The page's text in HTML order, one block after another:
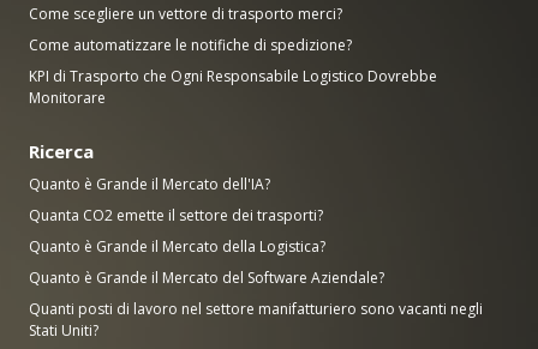
Come scegliere un vettore di trasporto merci?
Come automatizzare le notifiche di spedizione?
KPI di Trasporto che Ogni Responsabile Logistico Dovrebbe
Monitorare
Ricerca
Quanto è Grande il Mercato dell'IA?
Quanta CO2 emette il settore dei trasporti?
Quanto è Grande il Mercato della Logistica?
Quanto è Grande il Mercato del Software Aziendale?
Quanti posti di lavoro nel settore manifatturiero sono vacanti negli
Stati Uniti?